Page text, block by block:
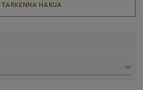
TARKENNA HAKUA